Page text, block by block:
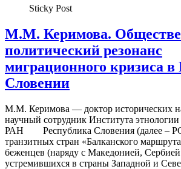
Sticky Post
М.М. Керимова.
политический резонанс
миграционного кризиса в
Словении
М.М. Керимова — доктор исторических
научный сотрудник Института
РАН Республика Словения (далее –
транзитных стран «Балканского
беженцев (наряду с Македонией,
устремившихся в страны Западной и